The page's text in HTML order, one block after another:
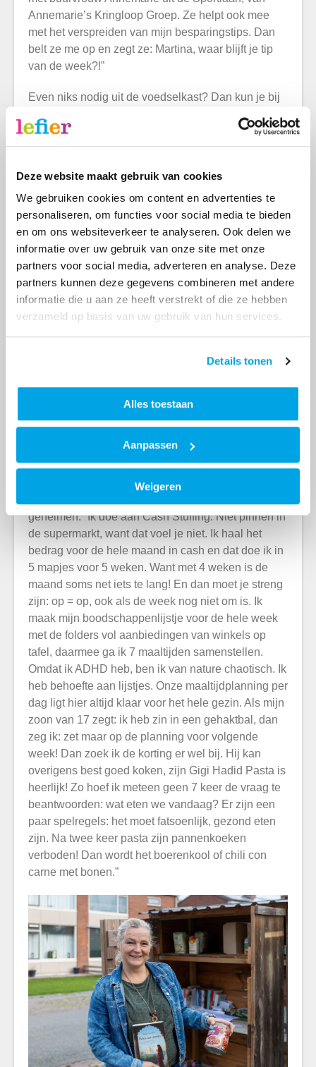
Deze website maakt gebruik van cookies
We gebruiken cookies om content en advertenties te
personaliseren, om functies voor social media te bieden
en om ons websiteverkeer te analyseren. Ook delen we
informatie over uw gebruik van onze site met onze
partners voor social media, adverteren en analyse. Deze
partners kunnen deze gegevens combineren met andere
informatie die u aan ze heeft verstrekt of die ze hebben
verzameld op basis van uw gebruik van hun services.
Details tonen
Alles toestaan
Aanpassen
Weigeren
Annemarie’s Kringloop Groep. Ze helpt ook mee
met het verspreiden van mijn besparingstips. Dan
belt ze me op en zegt ze: Martina, waar blijft je tip
van de week?!”
Even niks nodig uit de voedselkast? Dan kun je bij
besparen. Via haar appgroep. Haar eettafel ligt
altijd vol met studiemateriaal voor nieuwe tips waar
bijvoorbeeld. De rest vindt ze wel op internet.
Oktober is tot ‘Budgetmaand’ gedoopt. Martina
noemt een paar nuttige ingrepen:
Maak een boodschappenlijstje voor de hele
week. Hou je daar ook echt aan, anders helpt het
niet!
Hou een keer een No Spend Day. De dag
waarop je niks uitgeeft. Nul euro.
weekend. Deze week: Musselkanaal on Wheels,
veel te zien, auto’s, motoren, muziekje erbij en
Zoek 1 of meer abonnementen die je deze week
pauzeert of voorgoed opzegt.
Martina’s eigen geheim, in een huishouden van vier
geheimen. “Ik doe aan Cash Stuffing. Niet pinnen in
de supermarkt, want dat voel je niet. Ik haal het
bedrag voor de hele maand in cash en dat doe ik in
5 mapjes voor 5 weken. Want met 4 weken is de
maand soms net iets te lang! En dan moet je streng
zijn: op = op, ook als de week nog niet om is. Ik
maak mijn boodschappenlijstje voor de hele week
met de folders vol aanbiedingen van winkels op
tafel, daarmee ga ik 7 maaltijden samenstellen.
Omdat ik ADHD heb, ben ik van nature chaotisch. Ik
heb behoefte aan lijstjes. Onze maaltijdplanning per
dag ligt hier altijd klaar voor het hele gezin. Als mijn
zoon van 17 zegt: ik heb zin in een gehaktbal, dan
zeg ik: zet maar op de planning voor volgende
week! Dan zoek ik de korting er wel bij. Hij kan
overigens best goed koken, zijn Gigi Hadid Pasta is
heerlijk! Zo hoef ik meteen geen 7 keer de vraag te
beantwoorden: wat eten we vandaag? Er zijn een
paar spelregels: het moet fatsoenlijk, gezond eten
zijn. Na twee keer pasta zijn pannenkoeken
verboden! Dan wordt het boerenkool of chili con
carne met bonen.”